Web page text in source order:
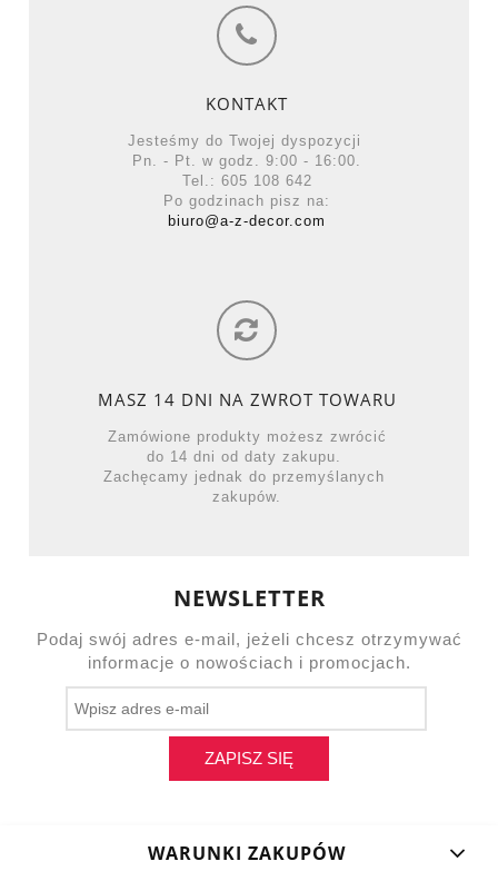
KONTAKT
Jesteśmy do Twojej dyspozycji
Pn. - Pt. w godz. 9:00 - 16:00.
Tel.: 605 108 642
Po godzinach pisz na:
biuro@a-z-decor.com
MASZ 14 DNI NA ZWROT TOWARU
Zamówione produkty możesz zwrócić
do 14 dni od daty zakupu.
Zachęcamy jednak do przemyślanych
zakupów.
NEWSLETTER
Podaj swój adres e-mail, jeżeli chcesz otrzymywać
informacje o nowościach i promocjach.
ZAPISZ SIĘ
WARUNKI ZAKUPÓW